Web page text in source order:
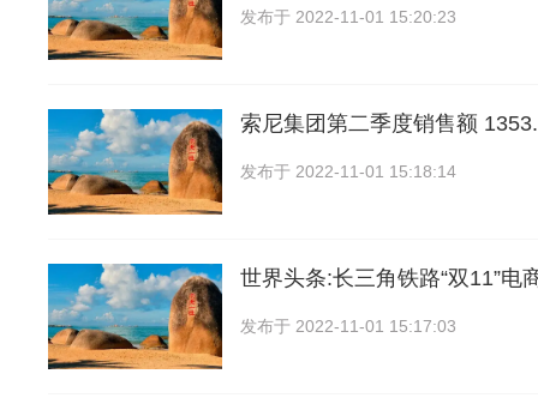
发布于 2022-11-01 15:20:23
索尼集团第二季度销售额
发布于 2022-11-01 15:18:14
世界头条:长三角铁路“双11”电
发布于 2022-11-01 15:17:03